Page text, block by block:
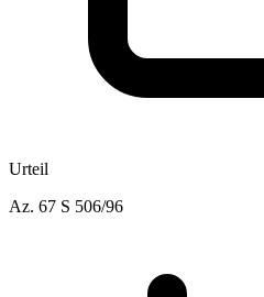
Urteil
Az. 67 S 506/96